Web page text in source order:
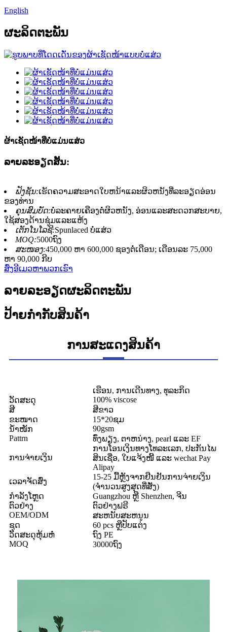
English
ຜະ​ລິດ​ຕະ​ພັນ
ຜ້າເຊັດໜ້າທີ່ບໍ່ແມ່ນແສ່ວ
ລາຍ​ລະ​ອຽດ​ສັ້ນ​:
ຟັງຊັນ:ເຮັດຄວາມສະອາດໃບຫນ້າແລະຜິວຫນັງທີ່ລະອຽດອ່ອນ
ຂອງທ່ານ
ຄຸນສົມບັດ:ບໍ່ລະຄາຍເຄືອງຕໍ່ຜິວຫນັງ, ອ່ອນແລະສະດວກສະບາຍ,
ໃຊ້ສອງດ້ານຊຸ່ມແລະແຫ້ງ
ເຕັກໂນໂລຊີ:Spunlaced ບໍ່ແສ່ວ
MOQ:5000ຖົງ
ສະໜອງ:450,000 ຫາ 600,000 ຊອງຕໍ່ເດືອນ; ເດືອນລະ 75,000
ຫາ 90,000 ກີບ
ສົ່ງອີເມວຫາພວກເຮົາ
ລາຍລະອຽດຜະລິດຕະພັນ
ປ້າຍກຳກັບສິນຄ້າ
ການສະແດງສິນຄ້າ
ເຮືອນ, ການເດີນທາງ, ທຸລະກິດ
ວັດສະດຸ
100% viscose
ສີ
ສີຂາວ
ຂະໜາດ
15*20ຊມ
ນ້ຳໜັກ
90gsm
Pattrn
ທົ່ງພຽງ, ຕາຫນ່າງ, pearl ແລະ EF
ການຈ່າຍເງິນ
ການໂອນເງິນທາງໂທລະເລກ, ປະກັນໄພ
ສິນເຊື່ອ, ໃບແຈ້ງໜີ້ ແລະ wechat Pay
Alipay
ເວລາຈັດສົ່ງ
15-25 ມື້ຫຼັງຈາກຢືນຢັນການຈ່າຍເງິນ
(ຈໍານວນສູງສຸດທີ່ສັ່ງ)
ກຳລັງໂຫຼດ
Guangzhou ຫຼື Shenzhen, ຈີນ
ຕົວຢ່າງ
ຕົວຢ່າງຟຣີ
OEM/ODM
ສະຫນັບສະຫນູນ
ຊຸດ
60 pcs ຫຼືປັບແຕ່ງ
ວັດສະດຸຫຸ້ມຫໍ່
ຖົງ PE
MOQ
30000ຖົງ